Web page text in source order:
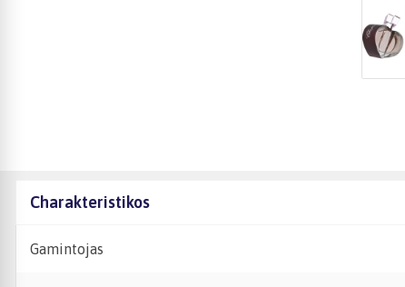
Charakteristikos
Gamintojas